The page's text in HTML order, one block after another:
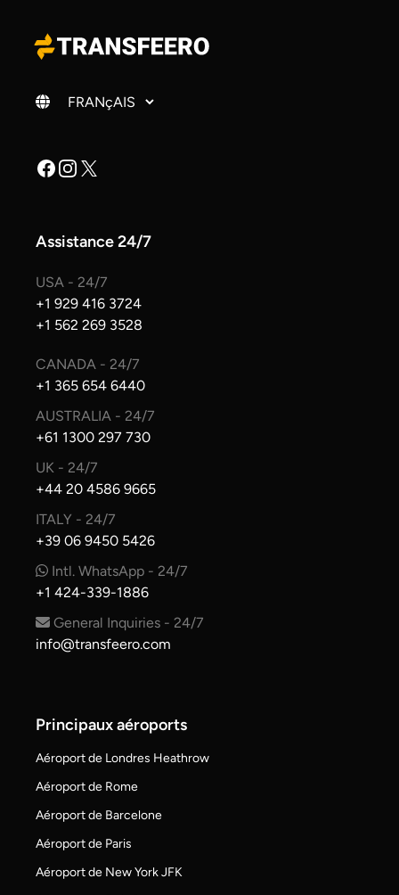
Changer de langue
Facebook
Instagram
X
Assistance 24/7
USA - 24/7
+1 929 416 3724
+1 562 269 3528
CANADA - 24/7
+1 365 654 6440
AUSTRALIA - 24/7
+61 1300 297 730
UK - 24/7
+44 20 4586 9665
ITALY - 24/7
+39 06 9450 5426
Intl. WhatsApp - 24/7
+1 424-339-1886
General Inquiries - 24/7
info@transfeero.com
Principaux aéroports
Aéroport de Londres Heathrow
Aéroport de Rome
Aéroport de Barcelone
Aéroport de Paris
Aéroport de New York JFK